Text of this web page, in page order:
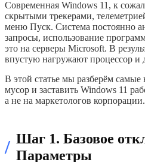
Современная Windows 11, к
скрытыми трекерами,
меню Пуск. Система постоянно
запросы, использование
это на серверы Microsoft. В
впустую нагружают процессор и
В этой статье мы разберём
мусор и заставить Windows 11
а не на маркетологов корпорации.
/ Шаг 1. Базовое
Параметры